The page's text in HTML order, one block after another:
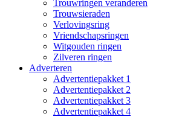
Trouwringen veranderen
Trouwsieraden
Verlovingsring
Vriendschapsringen
Witgouden ringen
Zilveren ringen
Adverteren
Advertentiepakket 1
Advertentiepakket 2
Advertentiepakket 3
Advertentiepakket 4